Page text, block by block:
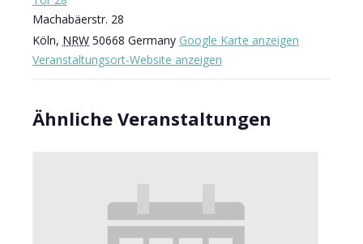
Machabäerstr. 28
Köln, NRW 50668 Germany Google Karte anzeigen
Veranstaltungsort-Website anzeigen
Ähnliche Veranstaltungen